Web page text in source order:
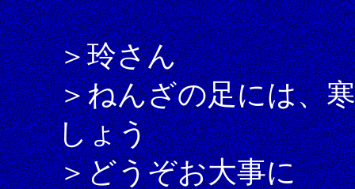
＞玲さん
＞ねんざの足には、
しょう
＞どうぞお大事に